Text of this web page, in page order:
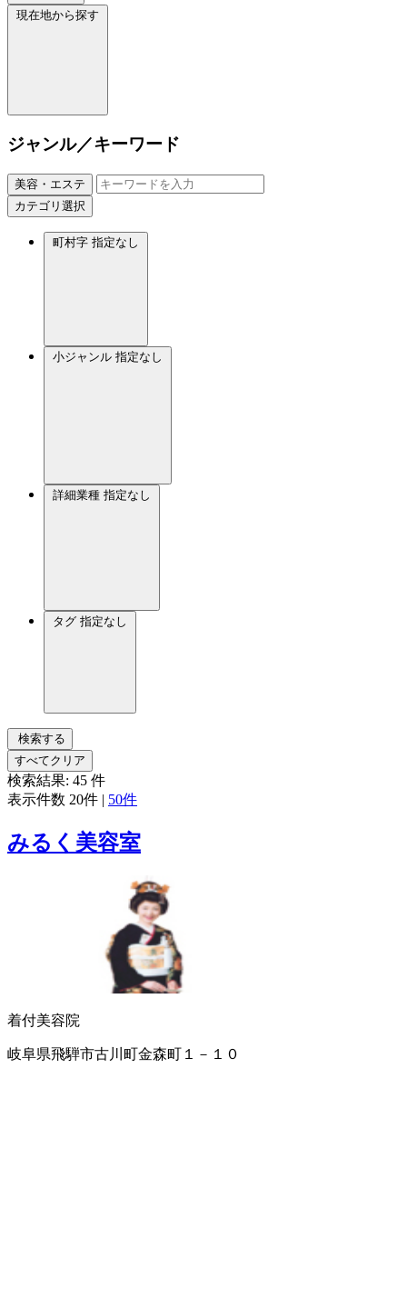
現在地から探す
ジャンル／キーワード
美容・エステ
カテゴリ選択
町村字 指定なし
小ジャンル 指定なし
詳細業種 指定なし
タグ 指定なし
検索する
すべてクリア
検索結果: 45 件
表示件数 20件 | 50件
みるく美容室
着付美容院
岐阜県飛騨市古川町金森町１－１０